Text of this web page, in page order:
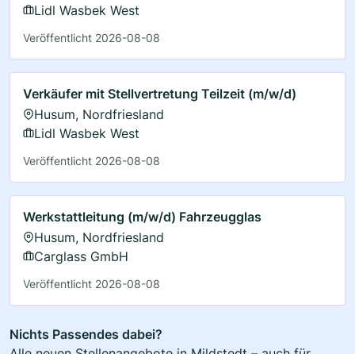
Lidl Wasbek West
Veröffentlicht 2026-08-08
Verkäufer mit Stellvertretung Teilzeit (m/w/d)
Husum, Nordfriesland
Lidl Wasbek West
Veröffentlicht 2026-08-08
Werkstattleitung (m/w/d) Fahrzeugglas
Husum, Nordfriesland
Carglass GmbH
Veröffentlicht 2026-08-08
Nichts Passendes dabei?